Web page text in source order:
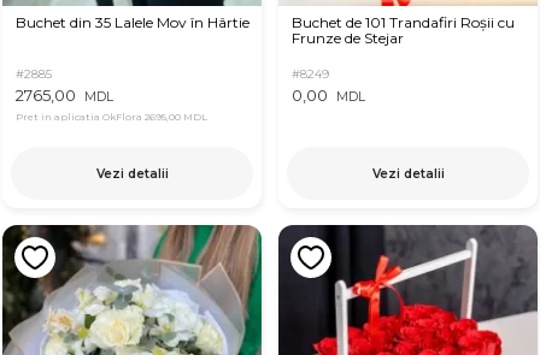
Buchet din 35 Lalele Mov în Hârtie
#2885
2765,00 MDL
Pret in aplicatia OkFlora 2695,00 MDL
Vezi detalii
Buchet de 101 Trandafiri Roșii cu
Frunze de Stejar
#8249
0,00 MDL
Vezi detalii